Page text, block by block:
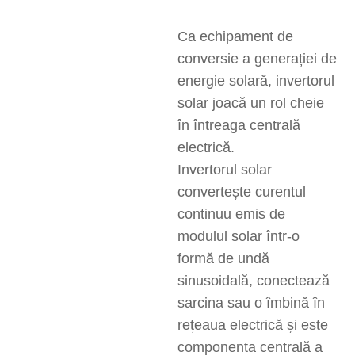
Ca echipament de
conversie a generației de
energie solară, invertorul
solar joacă un rol cheie
în întreaga centrală
electrică.
Invertorul solar
convertește curentul
continuu emis de
modulul solar într-o
formă de undă
sinusoidală, conectează
sarcina sau o îmbină în
rețeaua electrică și este
componenta centrală a